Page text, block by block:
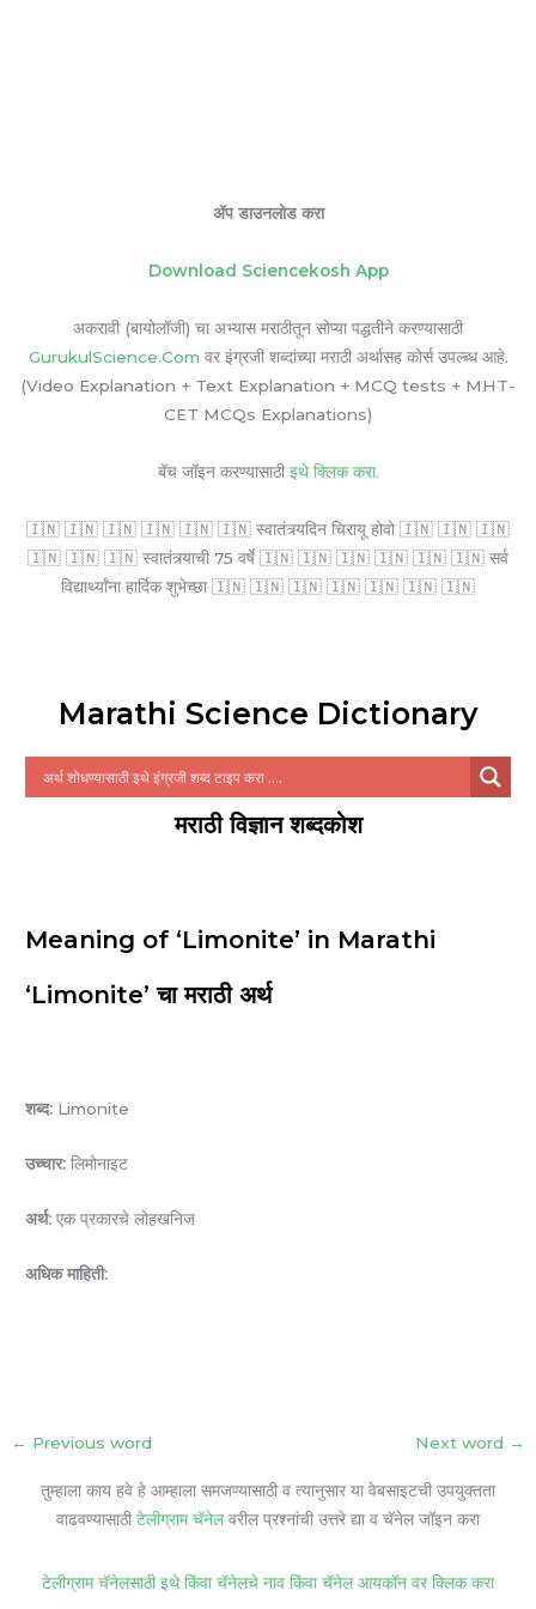
ॲप डाउनलोड करा
Download Sciencekosh App
अकरावी (बायोलॉजी) चा अभ्यास मराठीतून सोप्या पद्धतीने करण्यासाठी
GurukulScience.Com वर इंग्रजी शब्दांच्या मराठी अर्थासह कोर्स उपल्ब्ध आहे.
(Video Explanation + Text Explanation + MCQ tests + MHT-
CET MCQs Explanations)
बॅच जॉइन करण्यासाठी इथे क्लिक करा.
🇮🇳 🇮🇳 🇮🇳 🇮🇳 🇮🇳 🇮🇳 स्वातंत्र्यदिन चिरायू होवो 🇮🇳 🇮🇳 🇮🇳
🇮🇳 🇮🇳 🇮🇳 स्वातंत्र्याची 75 वर्षे 🇮🇳 🇮🇳 🇮🇳 🇮🇳 🇮🇳 🇮🇳 सर्व
विद्यार्थ्यांना हार्दिक शुभेच्छा 🇮🇳 🇮🇳 🇮🇳 🇮🇳 🇮🇳 🇮🇳 🇮🇳
Marathi Science Dictionary
मराठी विज्ञान शब्दकोश
Meaning of ‘Limonite’ in Marathi
‘Limonite’ चा मराठी अर्थ
शब्द: Limonite
उच्चार: लिमोनाइट
अर्थ: एक प्रकारचे लोहखनिज
अधिक माहिती:
← Previous word Next word →
तुम्हाला काय हवे हे आम्हाला समजण्यासाठी व त्यानुसार या वेबसाइटची उपयुक्तता
वाढवण्यासाठी टेलीग्राम चॅनेलवरील प्रश्नांची उत्तरे द्या व चॅनेल जॉइन करा
टेलीग्राम चॅनेलसाठी इथे किंवा चॅनेलचे नाव किंवा चॅनेल आयकॉन वर क्लिक करा